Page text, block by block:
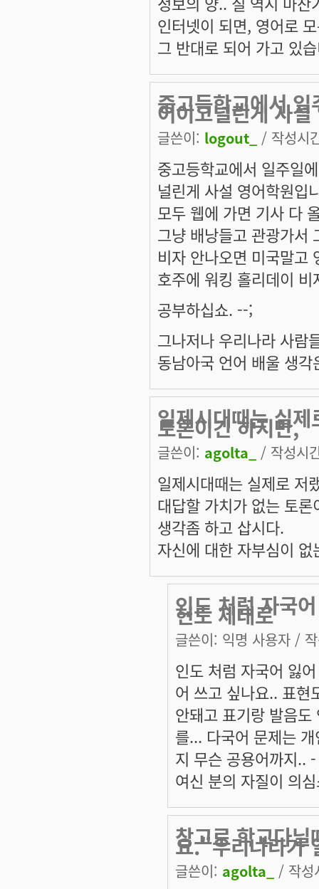
인터넷이 되면, 영어로
그 반대로 되어 가고 있
중고등학교에서
어이고널린게 사설
글쓴이: logout_ / 작성시
중고등학교에서 일주일
널린게 사설 영어학원입
모두 웹에 가면 기사 다
그냥 배낭들고 관광가서
비자 안나오면 미국말고
호주에 워킹 홀리데이
공부하십쇼. --;
그나저나 우리나라 사람
동남아국 언어 배울 생
일제시대때는 실
토론이긴 하지만,
글쓴이: agolta_ / 작성시
일제시대때는 실제로 저
대답할 가치가 없는 토론
생각좀 하고 삽시다.
자신에 대한 자부심이
인도 처럼 자국
현도 제대로
글쓴이: 익명 사용자 /
인도 처럼 자국어 잃
어 쓰고 싶나요.. 표현
안돼고 표기랑 발음도
를... 다국어 문제는
지 무슨 공용어까지..
여신 분의 자질이 의
참고로 학교다
요."우리나라가
글쓴이: agolta_ / 작